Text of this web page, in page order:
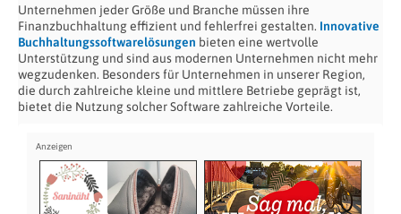
Unternehmen jeder Größe und Branche müssen ihre
Finanzbuchhaltung effizient und fehlerfrei gestalten. Innovative
Buchhaltungssoftwarelösungen bieten eine wertvolle
Unterstützung und sind aus modernen Unternehmen nicht mehr
wegzudenken. Besonders für Unternehmen in unserer Region,
die durch zahlreiche kleine und mittlere Betriebe geprägt ist,
bietet die Nutzung solcher Software zahlreiche Vorteile.